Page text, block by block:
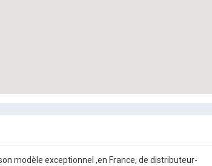
modèle exceptionnel ,en France, de distributeur-